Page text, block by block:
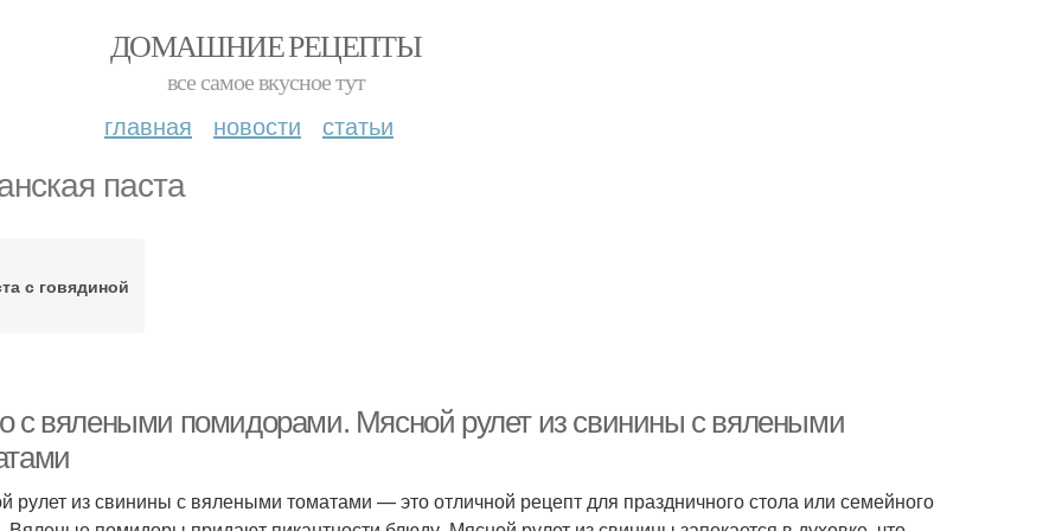
ДОМАШНИЕ РЕЦЕПТЫ
все самое вкусное тут
главная новости статьи
паста
с говядиной
с вялеными помидорами. Мясной рулет из свинины с вялеными
рулет из свинины с вялеными томатами — это отличной рецепт для праздничного стола или семейного